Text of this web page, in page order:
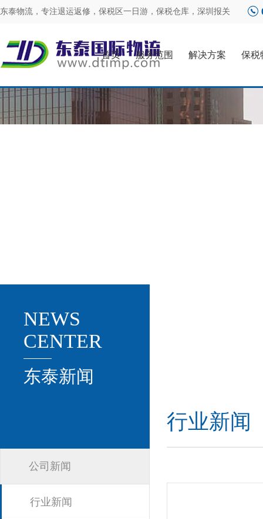
东泰物流，专注退运返修 ， 保税区一日游 ， 保税仓库 ， 深圳报关
首页 服务范围 解决方案 保税
NEWS
CENTER
东泰新闻
公司新闻
行业新闻
行业新闻